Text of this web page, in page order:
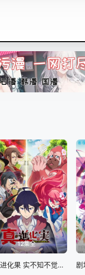
12集全
真・进化果 实不知不觉踏上胜利的人生